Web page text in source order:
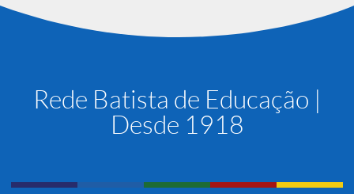
Rede Batista de Educação |
Desde 1918